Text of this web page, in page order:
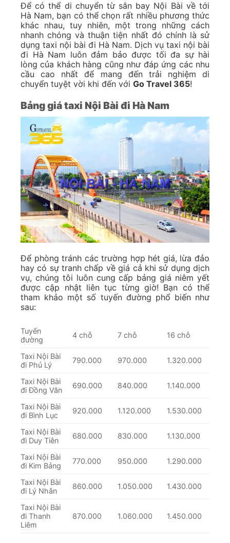
Để có thể di chuyển từ sân bay Nội Bài về tới
Hà Nam, bạn có thể chọn rất nhiều phương thức
khác nhau, tuy nhiên, một trong những cách
nhanh chóng và thuận tiện nhất đó chính là sử
dụng taxi nội bài đi Hà Nam. Dịch vụ taxi nội bài
đi Hà Nam luôn đảm bảo được tối đa sự hài
lòng của khách hàng cũng như đáp ứng các nhu
cầu cao nhất để mang đến trải nghiệm di
chuyển tuyệt vời khi đến với Go Travel 365!
Bảng giá taxi Nội Bài đi Hà Nam
Để phòng tránh các trường hợp hét giá, lừa đảo
hay có sự tranh chấp về giá cả khi sử dụng dịch
vụ, chúng tôi luôn cung cấp bảng giá niêm yết
được cập nhật liên tục từng giờ! Bạn có thể
tham khảo một số tuyến đường phổ biến như
sau:
Tuyến
đường
4 chỗ 7 chỗ 16 chỗ
Taxi Nội Bài
đi Phủ Lý
790.000 970.000 1.320.000
Taxi Nội Bài
đi Đồng Văn
690.000 840.000 1.140.000
Taxi Nội Bài
đi Bình Lục
920.000 1.120.000 1.530.000
Taxi Nội Bài
đi Duy Tiên
680.000 830.000 1.130.000
Taxi Nội Bài
đi Kim Bảng
770.000 950.000 1.290.000
Taxi Nội Bài
đi Lý Nhân
860.000 1.050.000 1.430.000
Taxi Nội Bài
đi Thanh
Liêm
870.000 1.060.000 1.450.000